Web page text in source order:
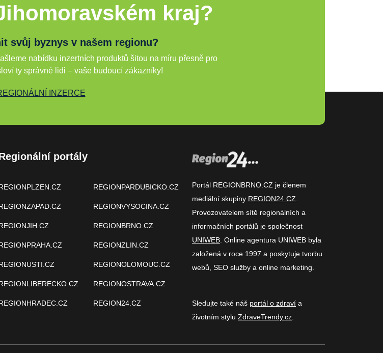
kraj?
svůj byznys v našem regionu?
nabídku inzertních produktů šitou na míru přesně pro
ty správné lidi – vaše budoucí zákazníky!
INZERCE
portály
REGIONPARDUBICKO.CZ
REGIONVYSOCINA.CZ
REGIONBRNO.CZ
REGIONZLIN.CZ
REGIONOLOMOUC.CZ
REGIONOSTRAVA.CZ
REGION24.CZ
Portál REGIONBRNO.CZ je členem
mediální skupiny REGION24.CZ
Provozovatelem sítě regionálních a
informačních portálů je společnost
UNIWEB . Online agentura UNIWEB byla
založená v roce 1997 a poskytuje tvorbu
webů, SEO služby a online marketing.
Sledujte také náš portál o zdraví a
životním stylu ZdraveTrendy.cz